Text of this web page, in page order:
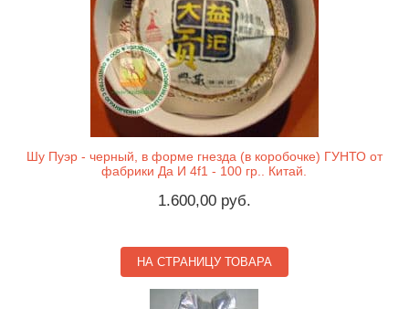
Шу Пуэр - черный, в форме гнезда (в коробочке) ГУНТО от
фабрики Да И 4f1 - 100 гр.. Китай.
1.600,00 руб.
НА СТРАНИЦУ ТОВАРА